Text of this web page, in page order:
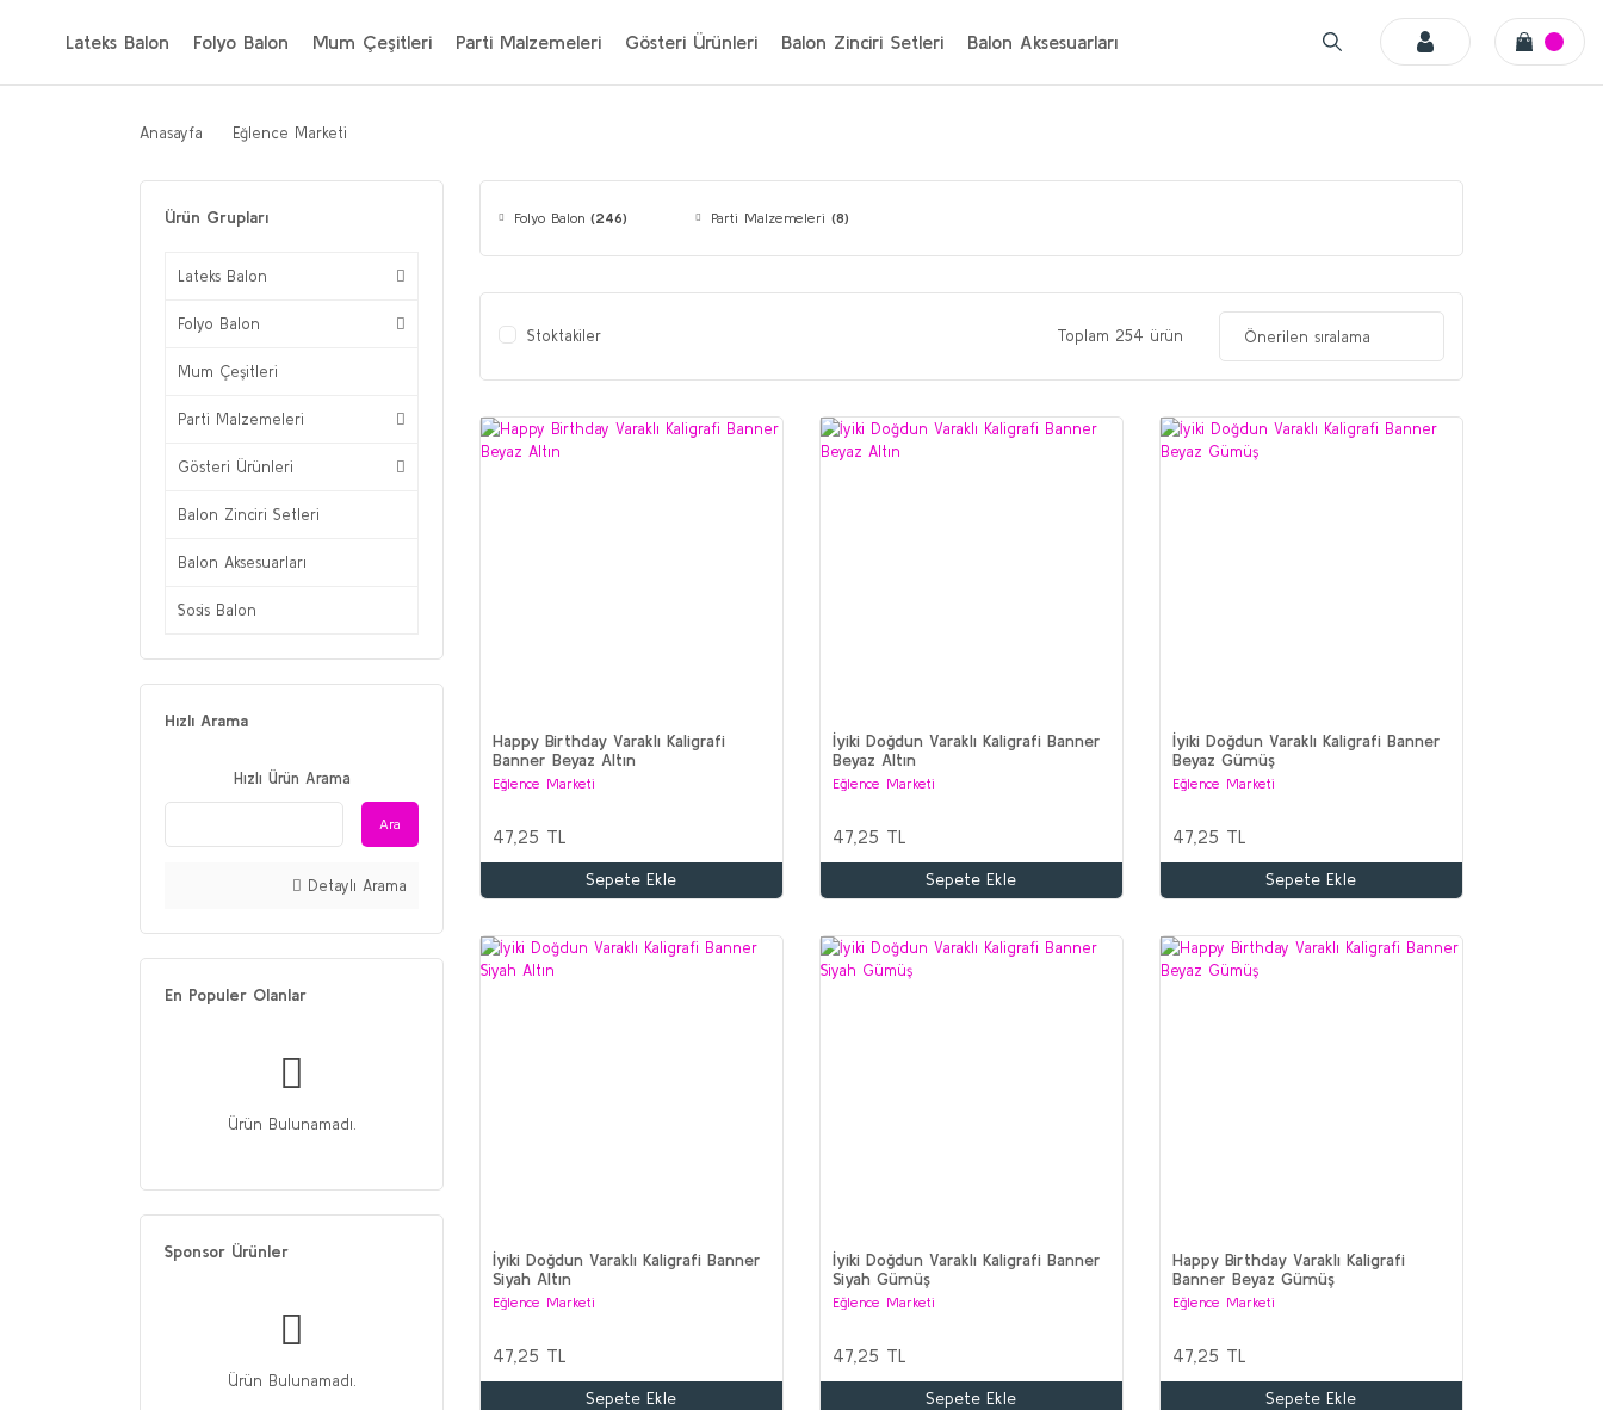
Lateks Balon Folyo Balon Mum Çeşitleri Parti Malzemeleri Gösteri Ürünleri Balon Zinciri Setleri Balon Aksesuarları
Anasayfa Eğlence Marketi
Ürün Grupları
Lateks Balon
Folyo Balon
Mum Çeşitleri
Parti Malzemeleri
Gösteri Ürünleri
Balon Zinciri Setleri
Balon Aksesuarları
Sosis Balon
Hızlı Arama
Hızlı Ürün Arama
Ara
Detaylı Arama
En Populer Olanlar
Ürün Bulunamadı.
Sponsor Ürünler
Ürün Bulunamadı.
Folyo Balon (246) Parti Malzemeleri (8)
Stoktakiler Toplam 254 ürün
Happy Birthday Varaklı Kaligrafi
Banner Beyaz Altın
Eğlence Marketi
47,25 TL
Sepete Ekle
İyiki Doğdun Varaklı Kaligrafi Banner
Beyaz Altın
Eğlence Marketi
47,25 TL
Sepete Ekle
İyiki Doğdun Varaklı Kaligrafi Banner
Beyaz Gümüş
Eğlence Marketi
47,25 TL
Sepete Ekle
İyiki Doğdun Varaklı Kaligrafi Banner
Siyah Altın
Eğlence Marketi
47,25 TL
Sepete Ekle
İyiki Doğdun Varaklı Kaligrafi Banner
Siyah Gümüş
Eğlence Marketi
47,25 TL
Sepete Ekle
Happy Birthday Varaklı Kaligrafi
Banner Beyaz Gümüş
Eğlence Marketi
47,25 TL
Sepete Ekle